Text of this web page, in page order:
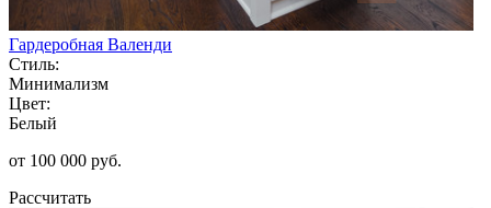
Гардеробная Валенди
Стиль:
Минимализм
Цвет:
Белый
от 100 000 руб.
Рассчитать